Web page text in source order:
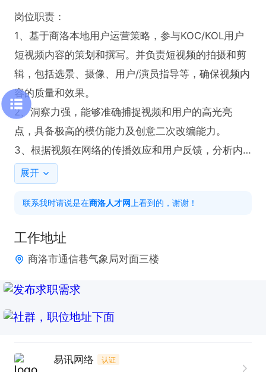
岗位职责：
1、基于商洛本地用户运营策略，参与KOC/KOL用户
短视频内容的策划和撰写。并负责短视频的拍摄和剪
辑，包括选景、摄像、用户/演员指导等，确保视频内
容的质量和效果。
2、洞察力强，能够准确捕捉视频和用户的高光亮
点，具备极高的模仿能力及创意二次改编能力。
3、根据视频在网络的传播效应和用户反馈，分析内
容的表现和效果，为后续内容策划提供依据。
推广，提高品牌曝光度和知名度。
任职要求：
1、大专及以上的学历，动画、编导等专业优先，有过
3年以上视频平台运营经验；
划；
熟练使用各类视频后期包装制作相关软件，如：剪
展开
联系我时请说是在商洛人才网 上看到的，谢谢！
工作地址
商洛市通信巷气象局对面三楼
易讯网络 认证